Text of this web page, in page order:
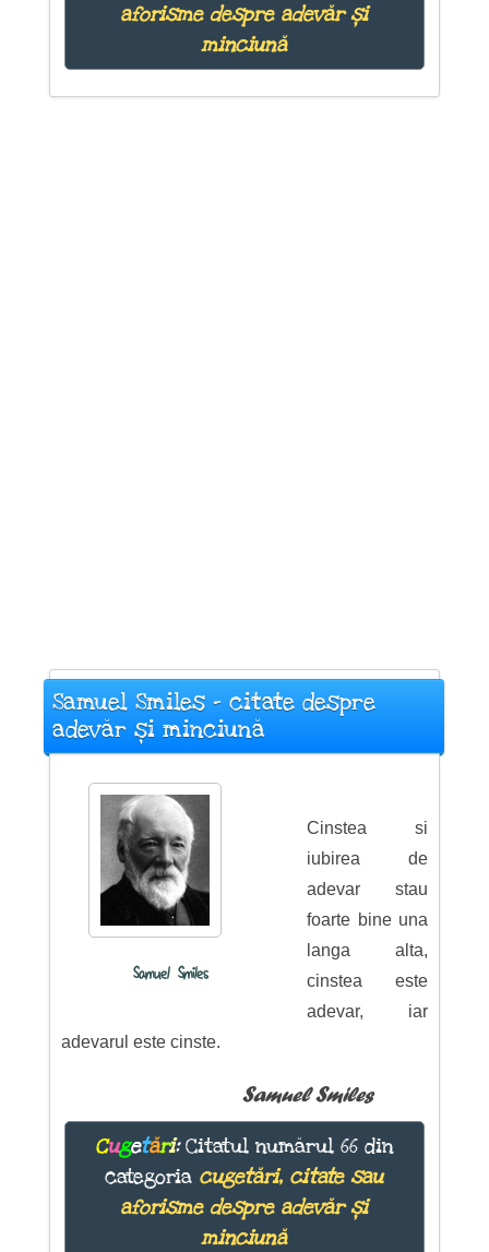
aforisme despre adevăr și
minciună
Samuel Smiles - citate despre
adevăr și minciună
Samuel Smiles
Cinstea si
iubirea de
adevar stau
foarte bine una
langa alta,
cinstea este
adevar, iar
adevarul este cinste.
Samuel Smiles
Cugetări:Citatul numărul 66 din
categoria cugetări, citate sau
aforisme despre adevăr și
minciună